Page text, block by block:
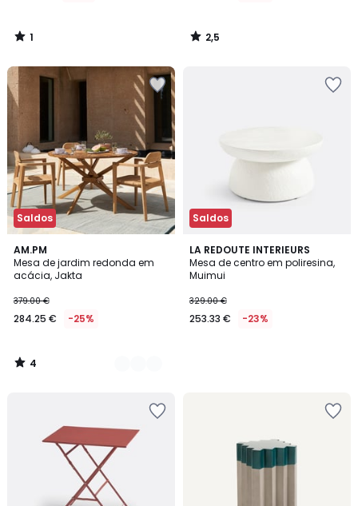
1
/
2,5
/
Saldos
AM.PM
Mesa de jardim redonda em
acácia, Jakta
379.00 €
284.25 € -25%
4
/
5
2
Cores
4
/
Saldos
LA REDOUTE INTERIEURS
Mesa de centro em poliresina,
Muimui
329.00 €
253.33 € -23%